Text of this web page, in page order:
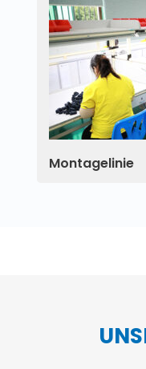
Montagelinie